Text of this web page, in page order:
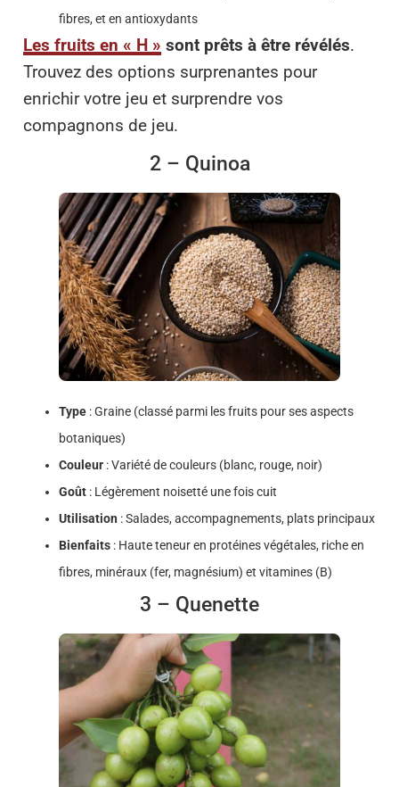
fibres, et en antioxydants
Les fruits en « H » sont prêts à être révélés.
Trouvez des options surprenantes pour
enrichir votre jeu et surprendre vos
compagnons de jeu.
2 – Quinoa
Type : Graine (classé parmi les fruits pour ses aspects
botaniques)
Couleur : Variété de couleurs (blanc, rouge, noir)
Goût : Légèrement noisetté une fois cuit
Utilisation : Salades, accompagnements, plats principaux
Bienfaits : Haute teneur en protéines végétales, riche en
fibres, minéraux (fer, magnésium) et vitamines (B)
3 – Quenette